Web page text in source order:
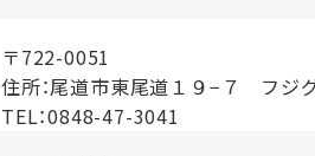
〒722-0051
住所：尾道市東尾道１９−７ フジ
TEL：0848-47-3041